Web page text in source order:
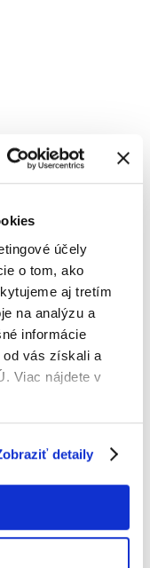
účely
o tom, ako
aj tretím
na analýzu a
informácie
vás získali a
Viac nájdete v
detaily